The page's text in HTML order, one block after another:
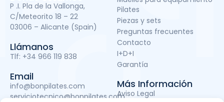
P .I. Pla de la Vallonga,
C/Meteorito 18 – 22
03006 – Alicante (Spain)
Llámanos
Tlf: +34 966 119 838
Email
info@bonpilates.com
serviciotecnico@bonpilates.com
Pilates
Piezas y sets
Preguntas frecuentes
Contacto
I+D+I
Garantía
Más Información
Aviso Legal